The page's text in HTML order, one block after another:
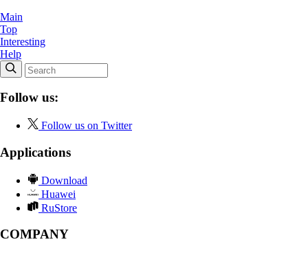
Main
Top
Interesting
Help
Follow us:
Follow us on Twitter
Applications
Download
Huawei
RuStore
COMPANY